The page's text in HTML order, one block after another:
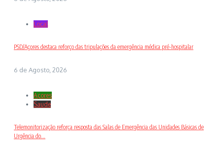
Local
PSD/Açores destaca reforço das tripulações da emergência médica pré-hospitalar
6 de Agosto, 2026
Açores
Saude
Telemonitorização reforça resposta das Salas de Emergência das Unidades Básicas de
Urgência do...